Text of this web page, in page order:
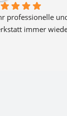
professionelle
immer